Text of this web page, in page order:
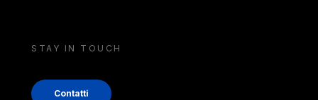
STAY IN TOUCH
Contatti